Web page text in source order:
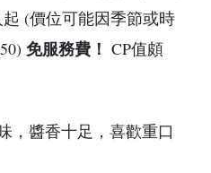
起 (價位可能因季節或時
免服務費！ CP值頗
，醬香十足，喜歡重口